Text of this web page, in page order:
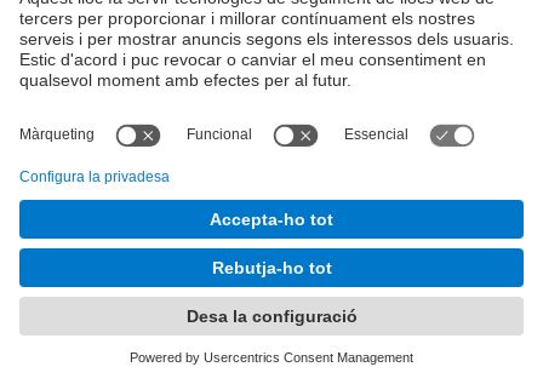
Inscriu-te ja a la 20a Nit de les Telecomunicacions
i la Informàtica!
"drone" per salvar rinoceronts i elefants de la
cacera furtiva a l’Àfrica
L'EETAC participa a la I Jornada CiTIC: els
enginyers de telecomunicació reivindiquen el
paper de líders en la concepció i el disseny de les
smart cities